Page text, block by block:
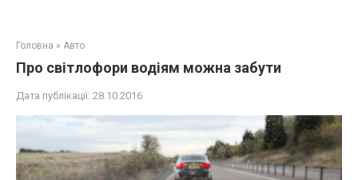
Головна » Авто
Про світлофори водіям можна забути
Дата публікації: 28.10.2016